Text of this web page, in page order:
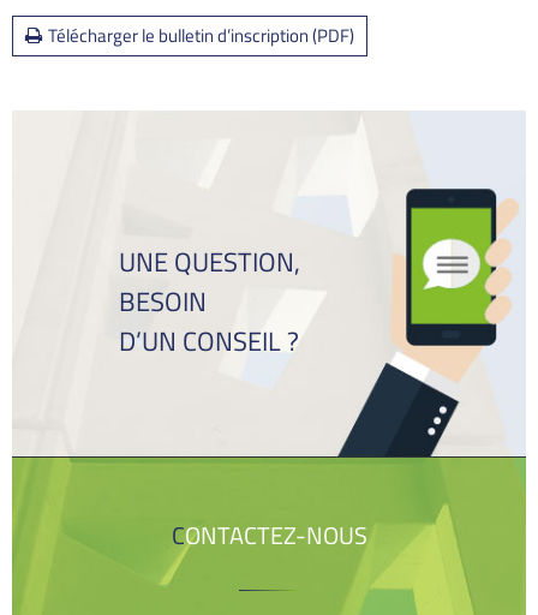
Télécharger le bulletin d’inscription (PDF)
UNE QUESTION,
BESOIN
D’UN CONSEIL ?
CONTACTEZ-NOUS